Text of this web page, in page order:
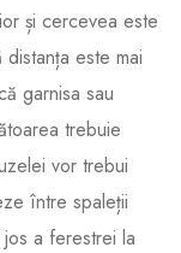
și cercevea este
este mai
garnisa sau
trebuie
vor trebui
între spaleții
a ferestrei la